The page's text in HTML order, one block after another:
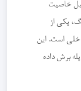
خاصیت
یکی از
است. این
برش داده